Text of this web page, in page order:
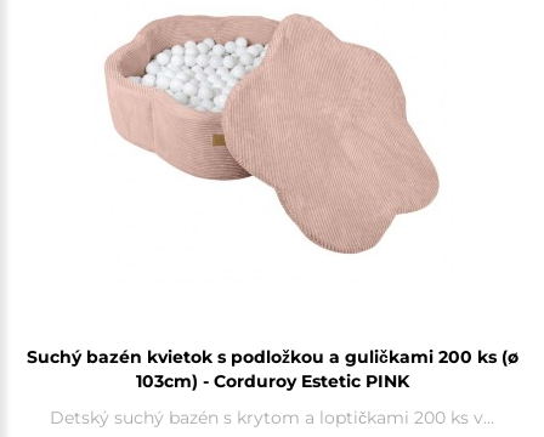
Suchý bazén kvietok s podložkou a guličkami 200 ks (ø
103cm) - Corduroy Estetic PINK
Detský suchý bazén s krytom a loptičkami 200 ks v...